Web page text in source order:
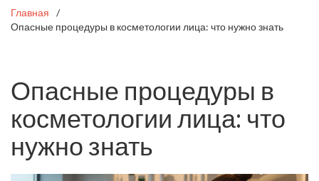
Главная
Опасные процедуры в косметологии лица: что нужно знать
Опасные процедуры в
косметологии лица: что
нужно знать